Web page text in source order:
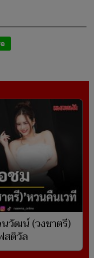
วัฒน์ (วงชาตรี)
สติวัล